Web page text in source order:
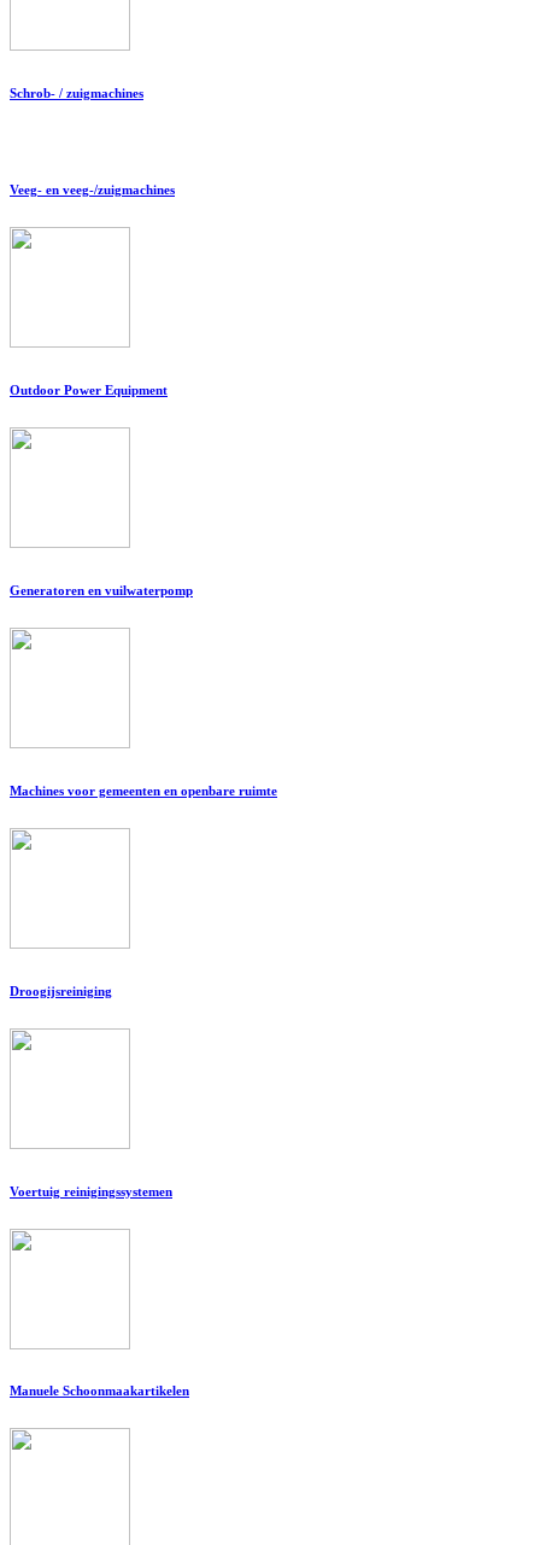
Schrob- / zuigmachines
Veeg- en veeg-/zuigmachines
Outdoor Power Equipment
Generatoren en vuilwaterpomp
Machines voor gemeenten en openbare ruimte
Droogijsreiniging
Voertuig reinigingssystemen
Manuele Schoonmaakartikelen